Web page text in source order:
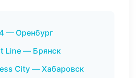
— Оренбург
Line — Брянск
City — Хабаровск